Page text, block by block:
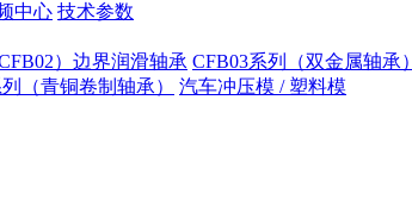
中心 技术参数
）边界润滑轴承 CFB03系列（双金属轴承）
（青铜卷制轴承）
汽车冲压模 / 塑料模